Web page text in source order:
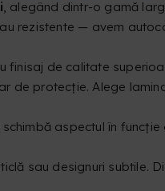
, alegând dintr-o gamă
rezistente — avem
finisaj de calitate
de protecție. Alege
aspectul în
sau designuri subtile.